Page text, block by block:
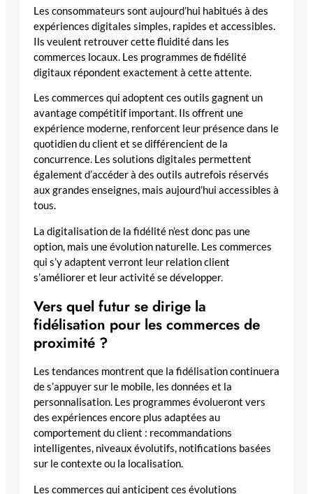
Les consommateurs sont aujourd’hui habitués à des
expériences digitales simples, rapides et accessibles.
Ils veulent retrouver cette fluidité dans les
commerces locaux. Les programmes de fidélité
digitaux répondent exactement à cette attente.
Les commerces qui adoptent ces outils gagnent un
avantage compétitif important. Ils offrent une
expérience moderne, renforcent leur présence dans le
quotidien du client et se différencient de la
concurrence. Les solutions digitales permettent
également d’accéder à des outils autrefois réservés
aux grandes enseignes, mais aujourd’hui accessibles à
tous.
La digitalisation de la fidélité n’est donc pas une
option, mais une évolution naturelle. Les commerces
qui s’y adaptent verront leur relation client
s’améliorer et leur activité se développer.
Vers quel futur se dirige la
fidélisation pour les commerces de
proximité ?
Les tendances montrent que la fidélisation continuera
de s’appuyer sur le mobile, les données et la
personnalisation. Les programmes évolueront vers
des expériences encore plus adaptées au
comportement du client : recommandations
intelligentes, niveaux évolutifs, notifications basées
sur le contexte ou la localisation.
Les commerces qui anticipent ces évolutions